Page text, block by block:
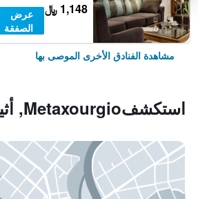
1,148 ﷼
عرض
الصفقة
مشاهدة الفنادق الأخرى الموصى بها
استكشفMetaxourgio, أثينا